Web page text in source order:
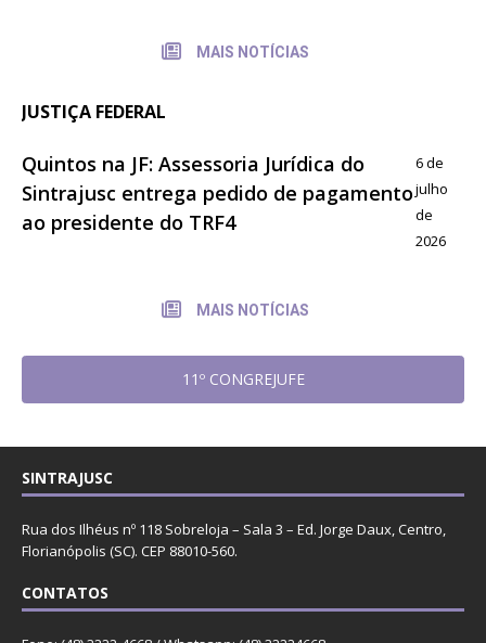
MAIS NOTÍCIAS
JUSTIÇA FEDERAL
Quintos na JF: Assessoria Jurídica do
Sintrajusc entrega pedido de pagamento
ao presidente do TRF4
6 de
julho
de
2026
MAIS NOTÍCIAS
11º CONGREJUFE
SINTRAJUSC
Rua dos Ilhéus nº 118 Sobreloja – Sala 3 – Ed. Jorge Daux, Centro,
Florianópolis (SC). CEP 88010-560.
CONTATOS